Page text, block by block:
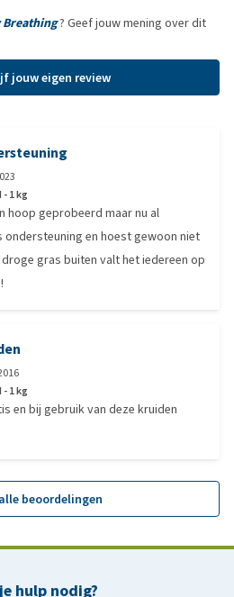
Breathing? Geef jouw mening over dit
jouw eigen review
1 kg
hoop geprobeerd maar nu al
ondersteuning en hoest gewoon niet
gras buiten valt het iedereen op
1 kg
en bij gebruik van deze kruiden
beoordelingen
hulp nodig?